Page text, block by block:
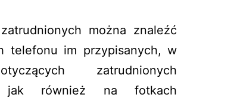
można znaleźć
telefonu im przypisanych, w
zatrudnionych
jak również na fotkach